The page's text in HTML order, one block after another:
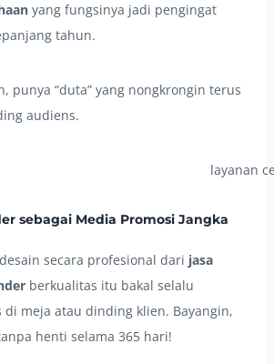
yang fungsinya jadi pengingat
tahun.
punya “duta” yang nongkrongin terus
audiens.
sebagai Media Promosi Jangka
secara profesional dari jasa
berkualitas itu bakal selalu
di meja atau dinding klien. Bayangin,
henti selama 365 hari!